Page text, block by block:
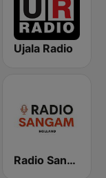
Ujala Radio
Radio Sangam